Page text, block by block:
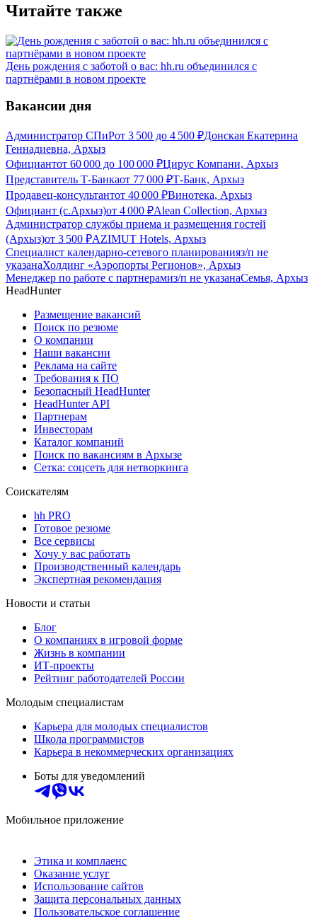
Читайте также
День рождения с заботой о вас: hh.ru объединился с
партнёрами в новом проекте
Вакансии дня
Администратор СПиРот 3 500 до 4 500 ₽Донская Екатерина
Геннадиевна, Архыз
Официантот 60 000 до 100 000 ₽Цирус Компани, Архыз
Представитель Т-Банкаот 77 000 ₽Т-Банк, Архыз
Продавец-консультантот 40 000 ₽Винотека, Архыз
Официант (с.Архыз)от 4 000 ₽Alean Collection, Архыз
Администратор службы приема и размещения гостей
(Архыз)от 3 500 ₽AZIMUT Hotels, Архыз
Специалист календарно-сетевого планированияз/п не
указанаХолдинг «Аэропорты Регионов», Архыз
Менеджер по работе с партнерамиз/п не указанаСемья, Архыз
HeadHunter
Размещение вакансий
Поиск по резюме
О компании
Наши вакансии
Реклама на сайте
Требования к ПО
Безопасный HeadHunter
HeadHunter API
Партнерам
Инвесторам
Каталог компаний
Поиск по вакансиям в Архызе
Сетка: соцсеть для нетворкинга
Соискателям
hh PRO
Готовое резюме
Все сервисы
Хочу у вас работать
Производственный календарь
Экспертная рекомендация
Новости и статьи
Блог
О компаниях в игровой форме
Жизнь в компании
ИТ-проекты
Рейтинг работодателей России
Молодым специалистам
Карьера для молодых специалистов
Школа программистов
Карьера в некоммерческих организациях
Боты для уведомлений
Мобильное приложение
Этика и комплаенс
Оказание услуг
Использование сайтов
Защита персональных данных
Пользовательское соглашение